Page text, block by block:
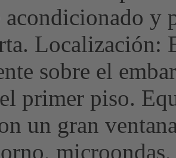
y
Localización:
sobre el
primer piso.
un gran